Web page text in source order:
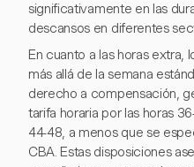
significativamente en las
descansos en diferentes
En cuanto a las horas extra,
más allá de la semana
derecho a compensación,
tarifa horaria por las horas
44-48, a menos que se
CBA. Estas disposiciones